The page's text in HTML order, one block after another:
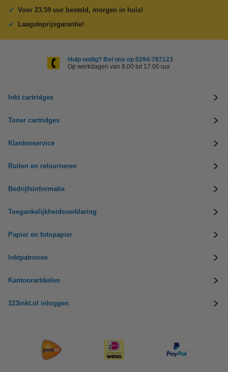
Voor 23.59 uur besteld, morgen in huis!
Laagsteprijsgarantie!
Hulp nodig? Bel ons op 0294-787123
Op werkdagen van 8.00 tot 17.00 uur
Inkt cartridges
Toner cartridges
Klantenservice
Ruilen en retourneren
Bedrijfsinformatie
Toegankelijkheidsverklaring
Papier en fotopapier
Inktpatronen
Kantoorartikelen
123inkt.nl inloggen